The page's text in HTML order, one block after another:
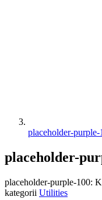
placeholder-purple-
placeholder-
placeholder-purple-100:
kategorii Utilities